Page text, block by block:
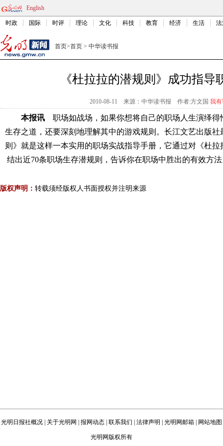
English
时政 国际 时评 理论 文化 科技 教育 经济 生活
首页>首页 > 中华读书报
《杜拉拉的潜规则》成功指导
2010-08-11 来源：中华读书报 作者:方文国 我
本报讯 职场如战场，如果你想将自己的职场人生演绎得
生存之道，还要深刻地理解其中的游戏规则。长江文艺出版
则》就是这样一本实用的职场实战指导手册，它通过对《杜
结出近70条职场生存潜规则，告诉你在职场中胜出的有效方
版权声明： 转载须经版权人书面授权并注明来源
光明日报社概况 关于光明网 报网动态 联系我们 法律声明 光明网邮箱 网站地图
光明网版权所有